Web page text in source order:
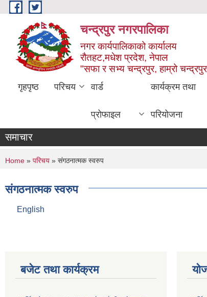
Skip to main content
चन्द्रपुर नगरपालिका
नगर कार्यपालिकाको कार्यालय
रौतहट,मधेश प्रदेश, नेपाल
"सफा र सभ्य चन्द्रपुर, हाम्रो चन्द्रपुर
गृहपृष्ठ परिचय वार्ड
प्रोफाइल
कार्यक्रम तथा
परियोजना
समाचार
You are here
Home » परिचय » संगठनात्मक स्वरुप
संगठनात्मक स्वरुप
English
बजेट तथा कार्यक्रम